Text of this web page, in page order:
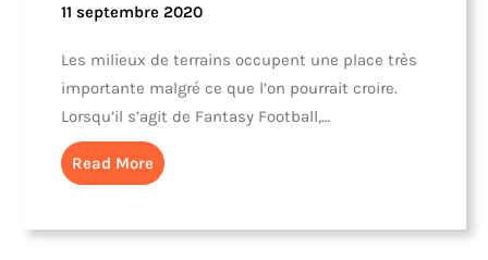
11 septembre 2020
Les milieux de terrains occupent une place très
importante malgré ce que l’on pourrait croire.
Lorsqu’il s’agit de Fantasy Football,…
Read More